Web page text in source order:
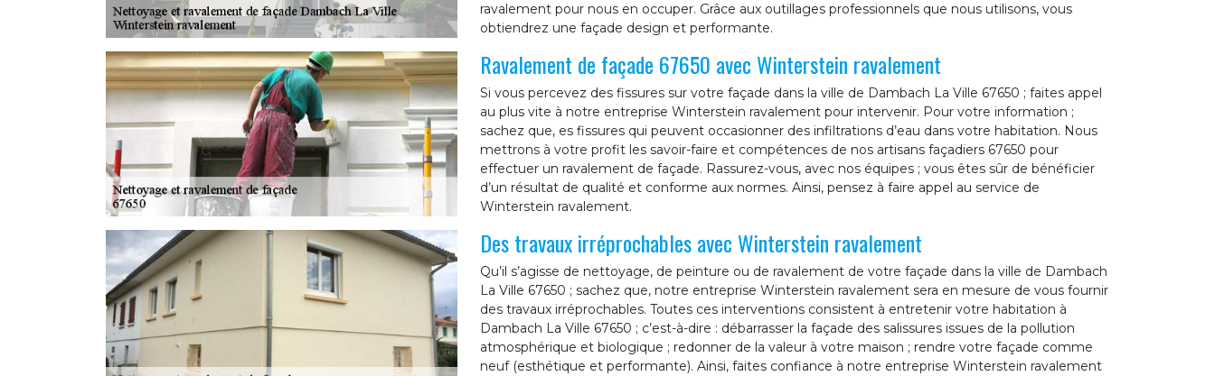
ravalement pour nous en occuper. Grâce aux outillages professionnels que nous utilisons, vous
obtiendrez une façade design et performante.
Ravalement de façade 67650 avec Winterstein ravalement
Si vous percevez des fissures sur votre façade dans la ville de Dambach La Ville 67650 ; faites appel
au plus vite à notre entreprise Winterstein ravalement pour intervenir. Pour votre information ;
sachez que, es fissures qui peuvent occasionner des infiltrations d’eau dans votre habitation. Nous
mettrons à votre profit les savoir-faire et compétences de nos artisans façadiers 67650 pour
effectuer un ravalement de façade. Rassurez-vous, avec nos équipes ; vous êtes sûr de bénéficier
d’un résultat de qualité et conforme aux normes. Ainsi, pensez à faire appel au service de
Winterstein ravalement.
Des travaux irréprochables avec Winterstein ravalement
Qu’il s’agisse de nettoyage, de peinture ou de ravalement de votre façade dans la ville de Dambach
La Ville 67650 ; sachez que, notre entreprise Winterstein ravalement sera en mesure de vous fournir
des travaux irréprochables. Toutes ces interventions consistent à entretenir votre habitation à
Dambach La Ville 67650 ; c’est-à-dire : débarrasser la façade des salissures issues de la pollution
atmosphérique et biologique ; redonner de la valeur à votre maison ; rendre votre façade comme
neuf (esthétique et performante). Ainsi, faites confiance à notre entreprise Winterstein ravalement